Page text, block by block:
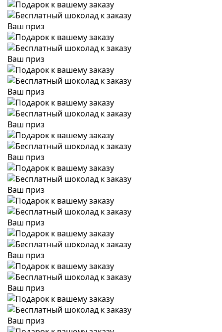
Ваш приз
Ваш приз
Ваш приз
Ваш приз
Ваш приз
Ваш приз
Ваш приз
Ваш приз
Ваш приз
Ваш приз